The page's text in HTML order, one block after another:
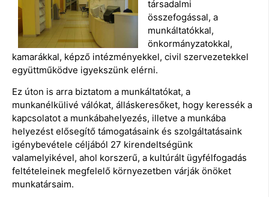
társadalmi
összefogással, a
munkáltatókkal,
önkormányzatokkal,
kamarákkal, képző intézményekkel, civil szervezetekkel
együttműködve igyekszünk elérni.
Ez úton is arra biztatom a munkáltatókat, a
munkanélkülivé válókat, álláskeresőket, hogy keressék a
kapcsolatot a munkábahelyezés, illetve a munkába
helyezést elősegítő támogatásaink és szolgáltatásaink
igénybevétele céljából 27 kirendeltségünk
valamelyikével, ahol korszerű, a kultúrált ügyfélfogadás
feltételeinek megfelelő környezetben várják önöket
munkatársaim.